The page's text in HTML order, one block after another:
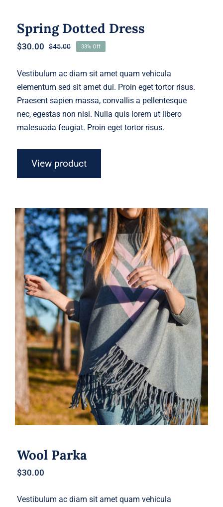
Spring Dotted Dress
$45.00Original
was:
$30.00
Current
is:
33% Off
Vestibulum ac diam sit amet quam vehicula
elementum sed sit amet dui. Proin eget tortor risus.
Praesent sapien massa, convallis a pellentesque
nec, egestas non nisi. Nulla quis lorem ut libero
malesuada feugiat. Proin eget tortor risus.
View product
Wool Parka
Wool Parka
$30.00
Vestibulum ac diam sit amet quam vehicula